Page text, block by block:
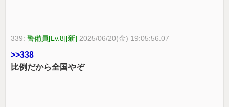
339:警備員[Lv.8][新] 2025/06/20(金) 19:05:56.07
>>338
比例だから全国やぞ